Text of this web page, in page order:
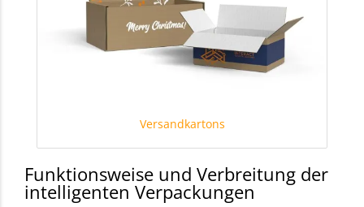
Versandkartons
Funktionsweise und Verbreitung der
intelligenten Verpackungen